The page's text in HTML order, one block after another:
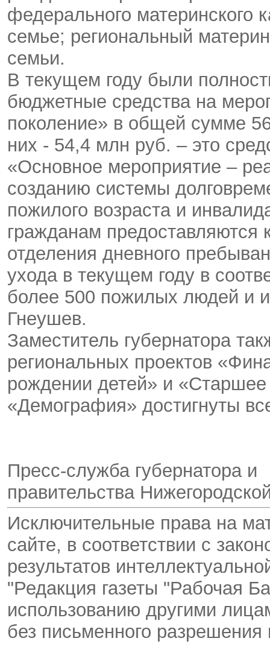
федерального материнского
семье; региональный
семьи.
В текущем году были
бюджетные средства на
поколение» в общей сумме
них - 54,4 млн руб. – это
«Основное мероприятие –
созданию системы
пожилого возраста и
гражданам предоставляются
отделения дневного
ухода в текущем году в
более 500 пожилых людей и
Гнеушев.
Заместитель губернатора
региональных проектов
рождении детей» и «Старшее
«Демография» достигнуты
Пресс-служба губернатора и
правительства
Исключительные права на
сайте, в соответствии с
результатов
"Редакция газеты "Рабочая
использованию другими
без письменного разрешения